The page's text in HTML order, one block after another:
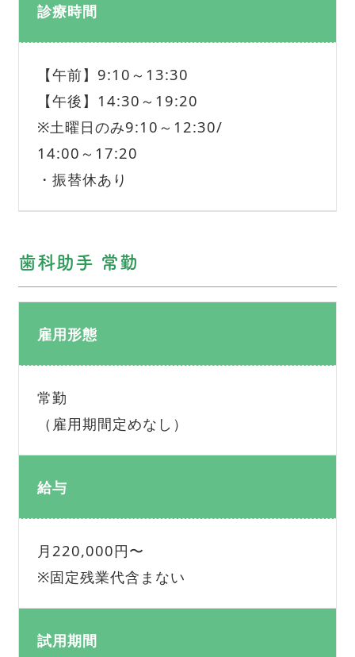
診療時間
【午前】9:10～13:30
【午後】14:30～19:20
※土曜日のみ9:10～12:30/
14:00～17:20
・振替休あり
歯科助手 常勤
雇用形態
常勤
（雇用期間定めなし）
給与
月220,000円〜
※固定残業代含まない
試用期間